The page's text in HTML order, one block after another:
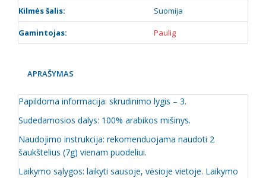
Kilmės šalis: Suomija
Gamintojas: Paulig
APRAŠYMAS
Papildoma informacija: skrudinimo lygis – 3.
Sudedamosios dalys: 100% arabikos mišinys.
Naudojimo instrukcija: rekomenduojama naudoti 2
šaukštelius (7g) vienam puodeliui.
Laikymo sąlygos: laikyti sausoje, vėsioje vietoje. Laikymo